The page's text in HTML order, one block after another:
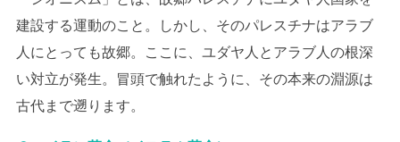
建設する運動のこと。しかし、そのパレスチナはアラブ
人にとっても故郷。ここに、ユダヤ人とアラブ人の根深
い対立が発生。冒頭で触れたように、その本来の淵源は
古代まで遡ります。